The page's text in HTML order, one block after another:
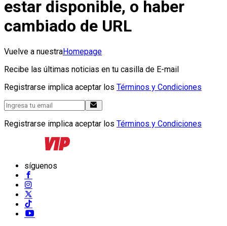
estar disponible, o haber
cambiado de URL
Vuelve a nuestraHomepage
Recibe las últimas noticias en tu casilla de E-mail
Registrarse implica aceptar los Términos y Condiciones
Registrarse implica aceptar los Términos y Condiciones
síguenos